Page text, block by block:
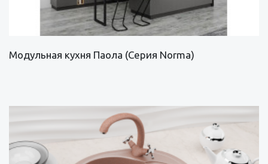
Модульная кухня Паола (Серия Norma)